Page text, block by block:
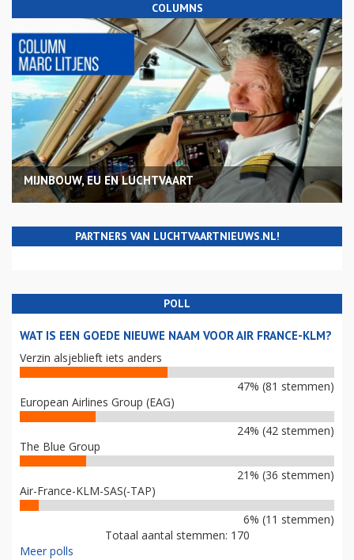
COLUMNS
MIJNBOUW, EU EN LUCHTVAART
PARTNERS VAN LUCHTVAARTNIEUWS.NL!
POLL
WAT IS EEN GOEDE NIEUWE NAAM VOOR AIR FRANCE-KLM?
Verzin alsjeblieft iets anders
47% (81 stemmen)
European Airlines Group (EAG)
24% (42 stemmen)
The Blue Group
21% (36 stemmen)
Air-France-KLM-SAS(-TAP)
6% (11 stemmen)
Totaal aantal stemmen: 170
Meer polls